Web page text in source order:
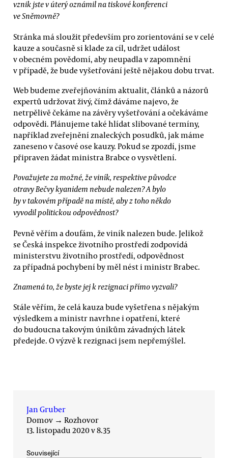
vznik jste v úterý oznámil na tiskové konferenci
ve Sněmovně?
Stránka má sloužit především pro zorientování se v celé
kauze a současně si klade za cíl, udržet událost
v obecném povědomí, aby neupadla v zapomnění
v případě, že bude vyšetřování ještě nějakou dobu trvat.
Web budeme zveřejňováním aktualit, článků a názorů
expertů udržovat živý, čímž dáváme najevo, že
netrpělivě čekáme na závěry vyšetřování a očekáváme
odpovědi. Plánujeme také hlídat slibované termíny,
například zveřejnění znaleckých posudků, jak máme
zaneseno v časové ose kauzy. Pokud se zpozdí, jsme
připraven žádat ministra Brabce o vysvětlení.
Považujete za možné, že viník, respektive původce
otravy Bečvy kyanidem nebude nalezen? A bylo
by v takovém případě na místě, aby z toho někdo
vyvodil politickou odpovědnost?
Pevně věřím a doufám, že viník nalezen bude. Jelikož
se Česká inspekce životního prostředí zodpovídá
ministerstvu životního prostředí, odpovědnost
za případná pochybení by měl nést i ministr Brabec.
Znamená to, že byste jej k rezignaci přímo vyzvali?
Stále věřím, že celá kauza bude vyšetřena s nějakým
výsledkem a ministr navrhne i opatření, které
do budoucna takovým únikům závadných látek
předejde. O výzvě k rezignaci jsem nepřemýšlel.
Jan Gruber
Domov → Rozhovor
13. listopadu 2020 v 8.35
Související